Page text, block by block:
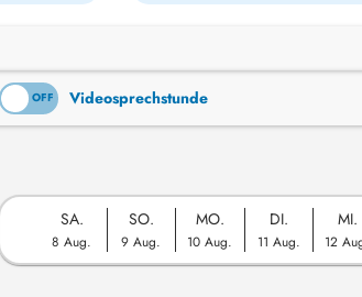
OFF Videosprechstunde
SA.
8 Aug.
SO.
9 Aug.
MO.
10 Aug.
DI.
11 Aug.
MI.
12